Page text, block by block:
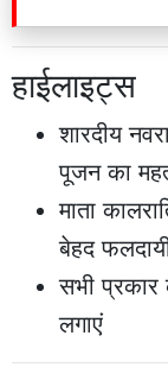
हाईलाइट्स
शारदीय
पूजन का
माता
बेहद
सभी प्रकार
लगाएं